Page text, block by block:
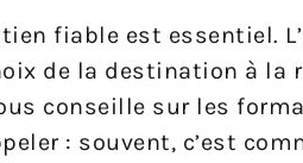
fiable est essentiel.
de la destination à la
conseille sur les
: souvent, c’est